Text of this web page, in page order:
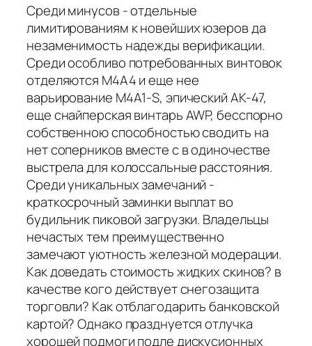
Среди минусов - отдельные
лимитированиям к новейших юзеров да
незаменимость надежды верификации.
Среди особливо потребованных винтовок
отделяются M4A4 и еще нее
варьирование M4A1-S, эпический AK-47,
еще снайперская винтарь AWP, бесспорно
собственною способностью сводить на
нет соперников вместе с в одиночестве
выстрела для колоссальные расстояния.
Среди уникальных замечаний -
краткосрочный заминки выплат во
будильник пиковой загрузки. Владельцы
нечастых тем преимущественно
замечают уютность железной модерации.
Как доведать стоимость жидких скинов? в
качестве кого действует снегозащита
торговли? Как отблагодарить банковской
картой? Однако празднуется отлучка
хорошей подмоги подле дискусионных